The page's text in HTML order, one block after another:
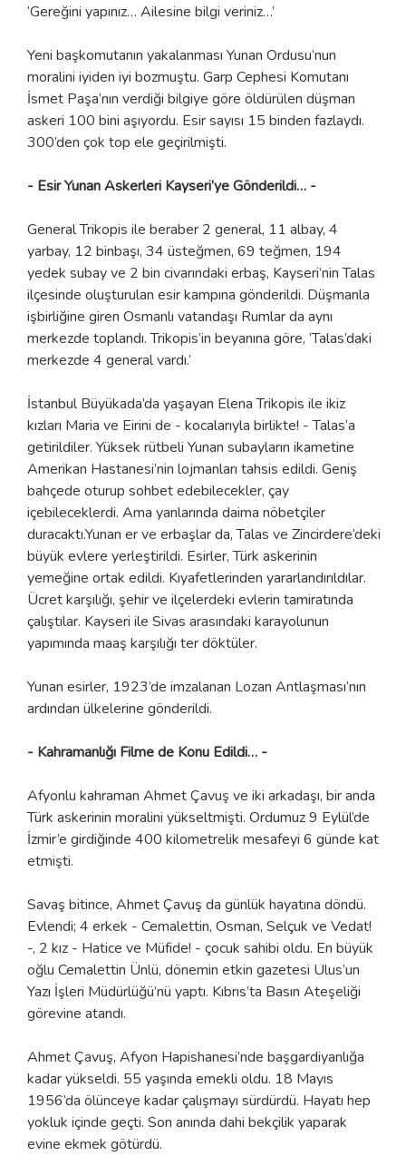
‘Gereğini yapınız… Ailesine bilgi veriniz…’
Yeni başkomutanın yakalanması Yunan Ordusu’nun
moralini iyiden iyi bozmuştu. Garp Cephesi Komutanı
İsmet Paşa’nın verdiği bilgiye göre öldürülen düşman
askeri 100 bini aşıyordu. Esir sayısı 15 binden fazlaydı.
300’den çok top ele geçirilmişti.
- Esir Yunan Askerleri Kayseri’ye Gönderildi… -
General Trikopis ile beraber 2 general, 11 albay, 4
yarbay, 12 binbaşı, 34 üsteğmen, 69 teğmen, 194
yedek subay ve 2 bin civarındaki erbaş, Kayseri’nin Talas
ilçesinde oluşturulan esir kampına gönderildi. Düşmanla
işbirliğine giren Osmanlı vatandaşı Rumlar da aynı
merkezde toplandı. Trikopis’in beyanına göre, ‘Talas’daki
merkezde 4 general vardı.’
İstanbul Büyükada’da yaşayan Elena Trikopis ile ikiz
kızları Maria ve Eirini de - kocalarıyla birlikte! - Talas’a
getirildiler. Yüksek rütbeli Yunan subayların ikametine
Amerikan Hastanesi’nin lojmanları tahsis edildi. Geniş
bahçede oturup sohbet edebilecekler, çay
içebileceklerdi. Ama yanlarında daima nöbetçiler
duracaktı.Yunan er ve erbaşlar da, Talas ve Zincirdere’deki
büyük evlere yerleştirildi. Esirler, Türk askerinin
yemeğine ortak edildi. Kıyafetlerinden yararlandırıldılar.
Ücret karşılığı, şehir ve ilçelerdeki evlerin tamiratında
çalıştılar. Kayseri ile Sivas arasındaki karayolunun
yapımında maaş karşılığı ter döktüler.
Yunan esirler, 1923’de imzalanan Lozan Antlaşması’nın
ardından ülkelerine gönderildi.
- Kahramanlığı Filme de Konu Edildi… -
Afyonlu kahraman Ahmet Çavuş ve iki arkadaşı, bir anda
Türk askerinin moralini yükseltmişti. Ordumuz 9 Eylül’de
İzmir’e girdiğinde 400 kilometrelik mesafeyi 6 günde kat
etmişti.
Savaş bitince, Ahmet Çavuş da günlük hayatına döndü.
Evlendi; 4 erkek - Cemalettin, Osman, Selçuk ve Vedat!
-, 2 kız - Hatice ve Müfide! - çocuk sahibi oldu. En büyük
oğlu Cemalettin Ünlü, dönemin etkin gazetesi Ulus’un
Yazı İşleri Müdürlüğü’nü yaptı. Kıbrıs’ta Basın Ateşeliği
görevine atandı.
Ahmet Çavuş, Afyon Hapishanesi’nde başgardiyanlığa
kadar yükseldi. 55 yaşında emekli oldu. 18 Mayıs
1956’da ölünceye kadar çalışmayı sürdürdü. Hayatı hep
yokluk içinde geçti. Son anında dahi bekçilik yaparak
evine ekmek götürdü.